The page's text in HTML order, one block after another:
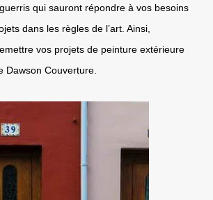
qui sauront répondre à vos besoins
dans les règles de l’art. Ainsi,
vos projets de peinture extérieure
Dawson Couverture.